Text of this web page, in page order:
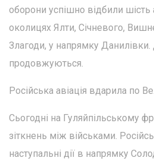
оборони успішно відбили шість
околицях Ялти, Січневого,
Злагоди, у напрямку
продовжуються.
Російська авіація вдарила по
Сьогодні на Гуляйпільському
зіткнень між військами.
наступальні дії в напрямку